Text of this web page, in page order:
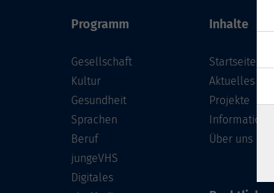
Programm
Gesellschaft
Kultur
Gesundheit
Sprachen
Beruf
jungeVHS
Digitales
Inhalte
Startseite
Aktuelles
Projekte
Informationen
Über uns